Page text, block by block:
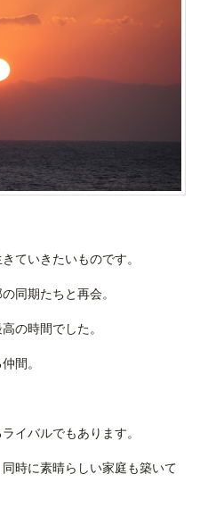
ていきたいものです。
同期たちと再会。
の時間でした。
間。
イバルでもあります。
時に素晴らしい家庭も築いて